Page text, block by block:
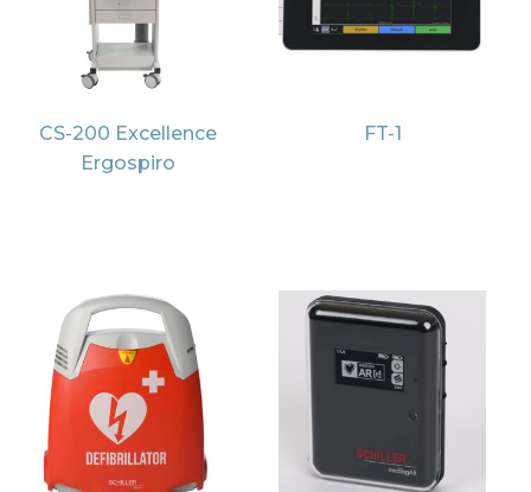
CS-200 Excellence
Ergospiro
FT-1